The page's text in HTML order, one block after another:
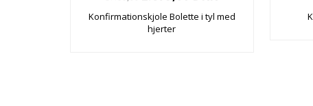
Konfirmationskjole Bolette i tyl med
hjerter